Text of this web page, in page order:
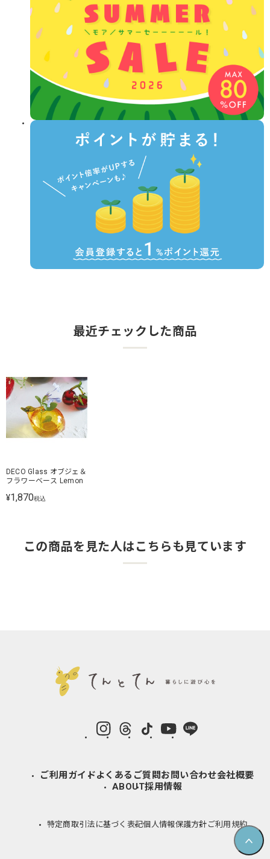
最近チェックした商品
DECO Glass オブジェ＆
フラワーベース Lemon
¥1,870税込
この商品を見た人はこちらも見ています
instagramThreads LINE
ご利用ガイドよくあるご質問 お問い合わせ会社概要
ABOUT採用情報
特定商取引法に基づく表記個人情報保護方針 ご利用規約